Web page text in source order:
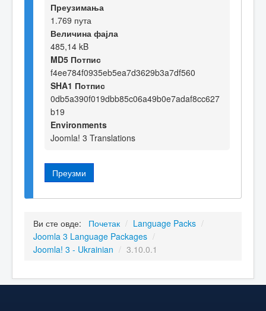
Преузимања
1.769 пута
Величина фајла
485,14 kB
MD5 Потпис
f4ee784f0935eb5ea7d3629b3a7df560
SHA1 Потпис
0db5a390f019dbb85c06a49b0e7adaf8cc627
b19
Environments
Joomla! 3 Translations
Преузми
Ви сте овде: Почетак / Language Packs /
Joomla 3 Language Packages /
Joomla! 3 - Ukrainian / 3.10.0.1